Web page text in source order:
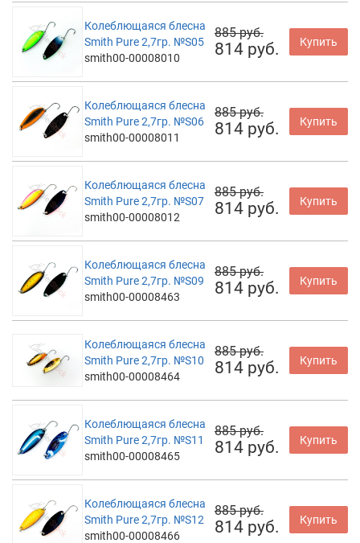
Колеблющаяся блесна
Smith Pure 2,7гр. №S05
smith00-00008010
885 руб.
814 руб. Купить
Колеблющаяся блесна
Smith Pure 2,7гр. №S06
smith00-00008011
885 руб.
814 руб. Купить
Колеблющаяся блесна
Smith Pure 2,7гр. №S07
smith00-00008012
885 руб.
814 руб. Купить
Колеблющаяся блесна
Smith Pure 2,7гр. №S09
smith00-00008463
885 руб.
814 руб. Купить
Колеблющаяся блесна
Smith Pure 2,7гр. №S10
smith00-00008464
885 руб.
814 руб. Купить
Колеблющаяся блесна
Smith Pure 2,7гр. №S11
smith00-00008465
885 руб.
814 руб. Купить
Колеблющаяся блесна
Smith Pure 2,7гр. №S12
smith00-00008466
885 руб.
814 руб. Купить